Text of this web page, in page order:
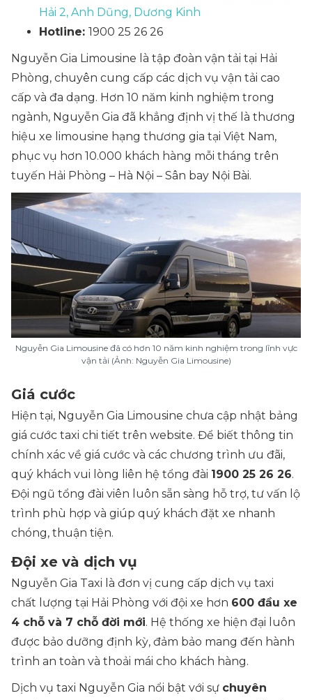
Hải 2, Anh Dũng, Dương Kinh
Hotline: 1900 25 26 26
Nguyễn Gia Limousine là tập đoàn vận tải tại Hải
Phòng, chuyên cung cấp các dịch vụ vận tải cao
cấp và đa dạng. Hơn 10 năm kinh nghiệm trong
ngành, Nguyễn Gia đã khẳng định vị thế là thương
hiệu xe limousine hạng thương gia tại Việt Nam,
phục vụ hơn 10.000 khách hàng mỗi tháng trên
tuyến Hải Phòng – Hà Nội – Sân bay Nội Bài.
Nguyễn Gia Limousine đã có hơn 10 năm kinh nghiệm trong lĩnh vực
vận tải (Ảnh: Nguyễn Gia Limousine)
Giá cước
Hiện tại, Nguyễn Gia Limousine chưa cập nhật bảng
giá cước taxi chi tiết trên website. Để biết thông tin
chính xác về giá cước và các chương trình ưu đãi,
quý khách vui lòng liên hệ tổng đài 1900 25 26 26.
Đội ngũ tổng đài viên luôn sẵn sàng hỗ trợ, tư vấn lộ
trình phù hợp và giúp quý khách đặt xe nhanh
chóng, thuận tiện.
Đội xe và dịch vụ
Nguyễn Gia Taxi là đơn vị cung cấp dịch vụ taxi
chất lượng tại Hải Phòng với đội xe hơn 600 đầu xe
4 chỗ và 7 chỗ đời mới. Hệ thống xe hiện đại luôn
được bảo dưỡng định kỳ, đảm bảo mang đến hành
trình an toàn và thoải mái cho khách hàng.
Dịch vụ taxi Nguyễn Gia nổi bật với sự chuyên